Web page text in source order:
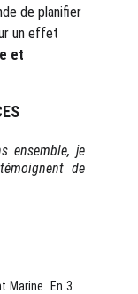
de planifier
un effet
et
Marine. En 3
ensemble, je
de